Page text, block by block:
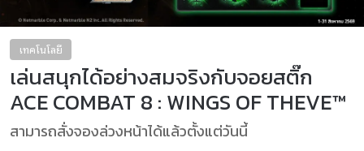
เทคโนโลยี
เล่นสนุกได้อย่างสมจริงกับจอยสติ๊ก
ACE COMBAT 8 : WINGS OF THEVE™
สามารถสั่งจองล่วงหน้าได้แล้วตั้งแต่วันนี้